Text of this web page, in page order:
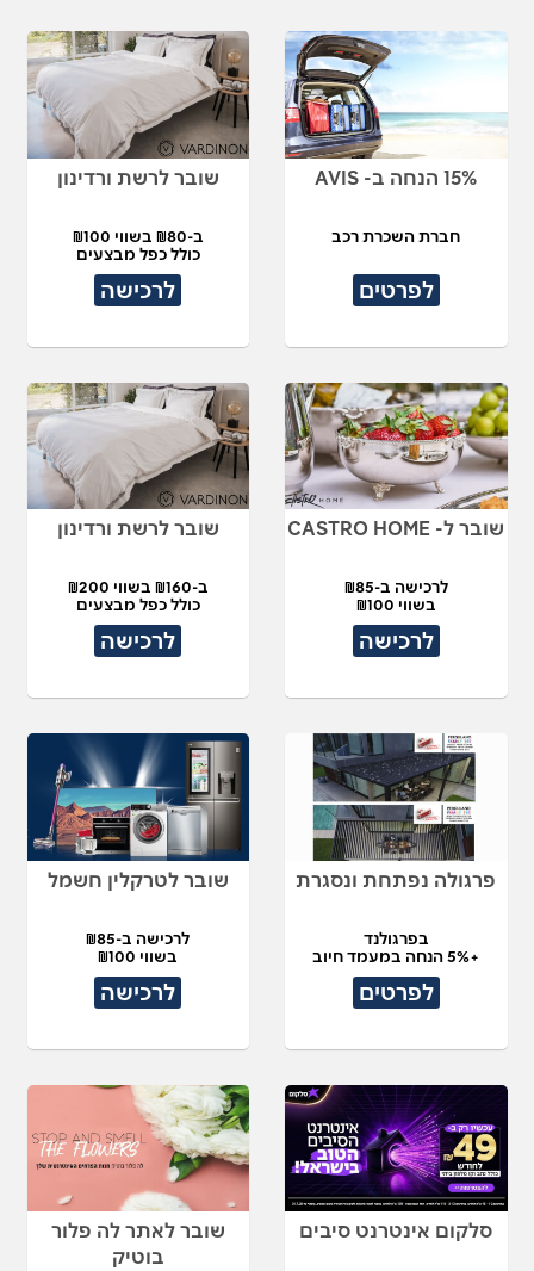
15% הנחה ב- AVIS
חברת השכרת רכב
לפרטים
שובר לרשת ורדינון
ב-₪80 בשווי ₪100
כולל כפל מבצעים
לרכישה
שובר ל- CASTRO HOME
לרכישה ב-₪85
בשווי ₪100
לרכישה
שובר לרשת ורדינון
ב-₪160 בשווי ₪200
כולל כפל מבצעים
לרכישה
פרגולה נפתחת ונסגרת
בפרגולנד
+5% הנחה במעמד חיוב
לפרטים
שובר לטרקלין חשמל
לרכישה ב-₪85
בשווי ₪100
לרכישה
סלקום אינטרנט סיבים
שובר לאתר לה פלור
בוטיק